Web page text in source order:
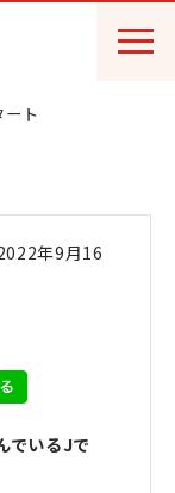
ート
年9月16
でいるJで